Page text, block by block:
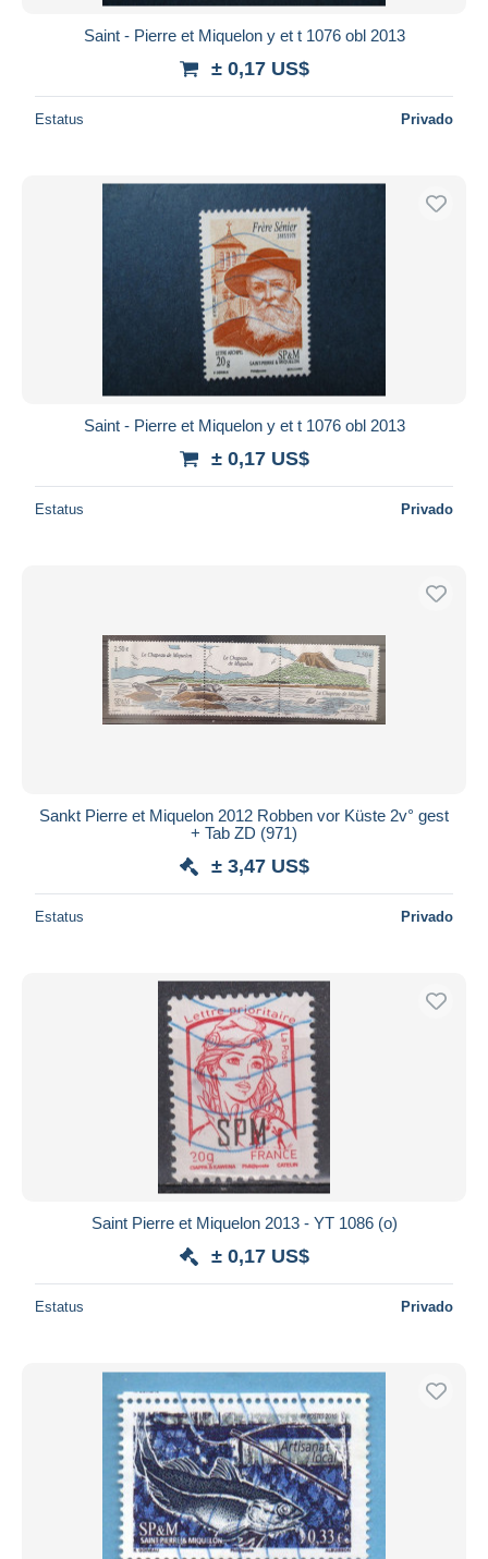
Saint - Pierre et Miquelon y et t 1076 obl 2013
± 0,17 US$
Estatus Privado
Saint - Pierre et Miquelon y et t 1076 obl 2013
± 0,17 US$
Estatus Privado
Sankt Pierre et Miquelon 2012 Robben vor Küste 2v° gest
+ Tab ZD (971)
± 3,47 US$
Estatus Privado
Saint Pierre et Miquelon 2013 - YT 1086 (o)
± 0,17 US$
Estatus Privado